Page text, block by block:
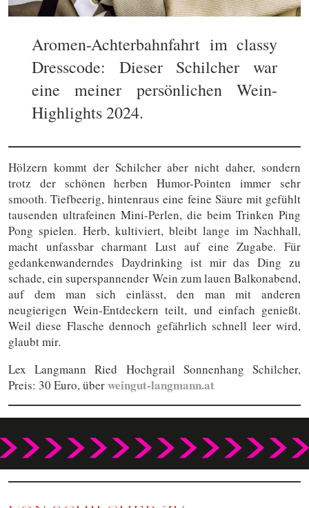
Aromen-Achterbahnfahrt im classy
Dresscode: Dieser Schilcher war
eine meiner persönlichen Wein-
Highlights 2024.
Hölzern kommt der Schilcher aber nicht daher, sondern
trotz der schönen herben Humor-Pointen immer sehr
smooth. Tiefbeerig, hintenraus eine feine Säure mit gefühlt
tausenden ultrafeinen Mini-Perlen, die beim Trinken Ping
Pong spielen. Herb, kultiviert, bleibt lange im Nachhall,
macht unfassbar charmant Lust auf eine Zugabe. Für
gedankenwanderndes Daydrinking ist mir das Ding zu
schade, ein superspannender Wein zum lauen Balkonabend,
auf dem man sich einlässt, den man mit anderen
neugierigen Wein-Entdeckern teilt, und einfach genießt.
Weil diese Flasche dennoch gefährlich schnell leer wird,
glaubt mir.
Lex Langmann Ried Hochgrail Sonnenhang Schilcher,
Preis: 30 Euro, überweingut-langmann.at